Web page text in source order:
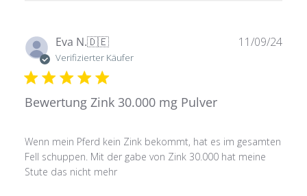
Eva N.🇩🇪
Verifizierter Käufer
Bewertung Zink 30.000 mg Pulver
Wenn mein Pferd kein Zink bekommt, hat es im gesamten
Fell schuppen. Mit der gabe von Zink 30.000 hat meine
Stute das nicht mehr
11/09/24